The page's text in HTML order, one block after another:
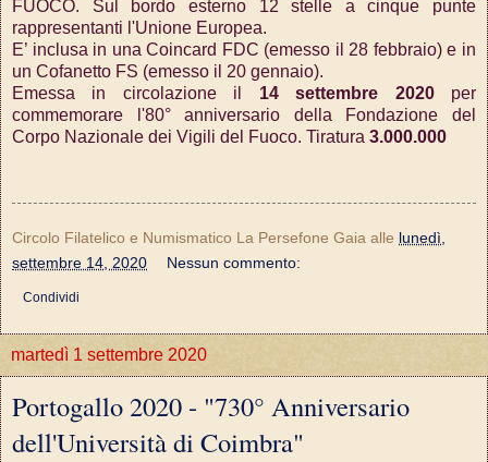
FUOCO. Sul bordo esterno 12 stelle a cinque punte
rappresentanti l'Unione Europea.
E’ inclusa in una Coincard FDC (emesso il28 febbraio) e in
un Cofanetto FS (emesso il 20 gennaio).
Emessa in circolazione il 14 settembre 2020per
commemorare l'80° anniversario della Fondazione del
Corpo Nazionale dei Vigili del Fuoco. Tiratura 3.000.000
Circolo Filatelico e Numismatico La Persefone Gaia alle lunedì,
settembre 14, 2020
Nessun commento:
Condividi
martedì 1 settembre 2020
Portogallo 2020 - "730° Anniversario
dell'Università di Coimbra"